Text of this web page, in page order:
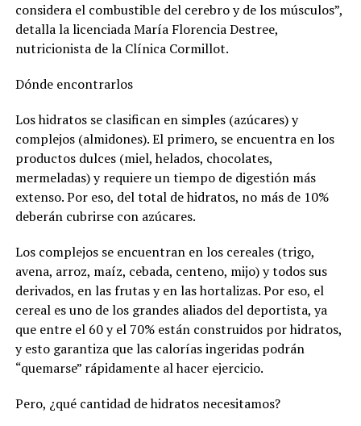
considera el combustible del cerebro y de los músculos”,
detalla la licenciada María Florencia Destree,
nutricionista de la Clínica Cormillot.
Dónde encontrarlos
Los hidratos se clasifican en simples (azúcares) y
complejos (almidones). El primero, se encuentra en los
productos dulces (miel, helados, chocolates,
mermeladas) y requiere un tiempo de digestión más
extenso. Por eso, del total de hidratos, no más de 10%
deberán cubrirse con azúcares.
Los complejos se encuentran en los cereales (trigo,
avena, arroz, maíz, cebada, centeno, mijo) y todos sus
derivados, en las frutas y en las hortalizas. Por eso, el
cereal es uno de los grandes aliados del deportista, ya
que entre el 60 y el 70% están construidos por hidratos,
y esto garantiza que las calorías ingeridas podrán
“quemarse” rápidamente al hacer ejercicio.
Pero, ¿qué cantidad de hidratos necesitamos?